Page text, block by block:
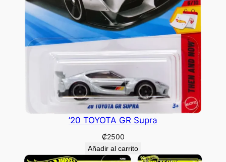
’20 TOYOTA GR Supra
₡2500
Añadir al carrito